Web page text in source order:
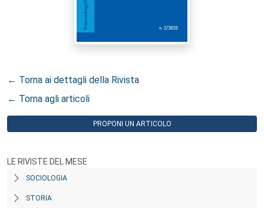
← Torna ai dettagli della Rivista
← Torna agli articoli
PROPONI UN ARTICOLO
LE RIVISTE DEL MESE
SOCIOLOGIA
STORIA